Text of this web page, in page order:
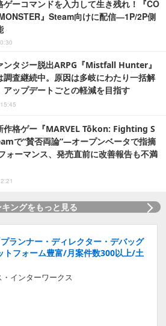
ゲーコマンドを入力して生き残れ！『CO
』Steam向けに配信―1P/2P側
ンタジー脱出ARPG『Mistfall Hunter』
調査継続中。原因は多岐にわたり一括解
アップデートごとの軽減を目指す
作格ゲー『MARVEL Tōkon: Fighting S
で“賛否両論”―オープンベータで指摘
ォーマンス、発売直前に改善報告も不満
キングをもっと見る
ランナー・ディレクター・デバッグ
トフォーム豊富/月案件数300以上/土
インターワークス